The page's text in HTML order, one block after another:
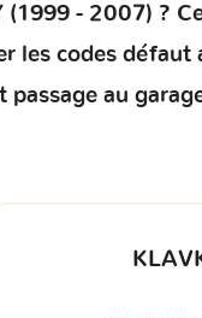
(1999 - 2007) ?
les codes défaut
au